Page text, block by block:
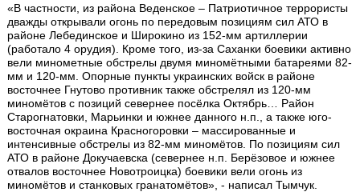
«В частности, из района Веденское – Патриотичное террористы
дважды открывали огонь по передовым позициям сил АТО в
районе Лебединское и Широкино из 152-мм артиллерии
(работало 4 орудия). Кроме того, из-за Саханки боевики активно
вели минометные обстрелы двумя миномётными батареями 82-
мм и 120-мм. Опорные пункты украинских войск в районе
восточнее Гнутово противник также обстрелял из 120-мм
миномётов с позиций севернее посёлка Октябрь… Район
Старогнатовки, Марьинки и южнее данного н.п., а также юго-
восточная окраина Красногоровки – массированные и
интенсивные обстрелы из 82-мм миномётов. По позициям сил
АТО в районе Докучаевска (севернее н.п. Берёзовое и южнее
отвалов восточнее Новотроицка) боевики вели огонь из
миномётов и станковых гранатомётов», - написал Тымчук.